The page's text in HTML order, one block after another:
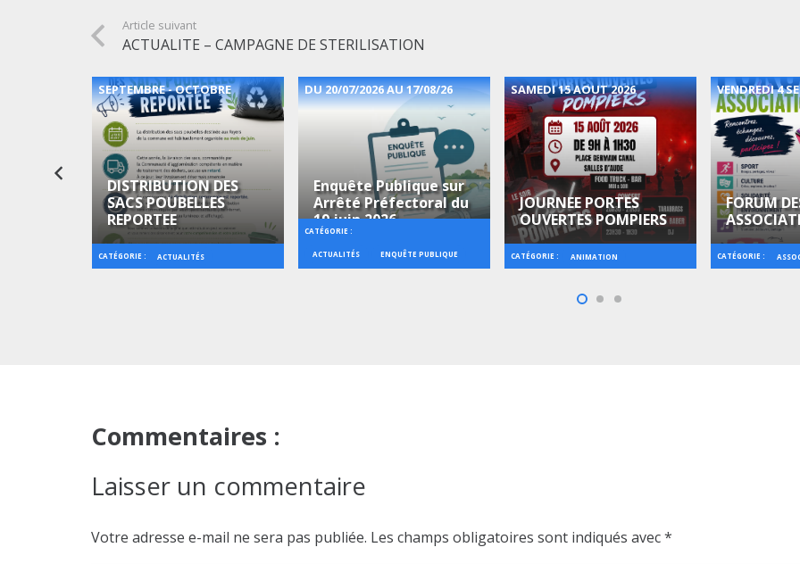
Article suivant
ACTUALITE – CAMPAGNE DE STERILISATION
SEPTEMBRE - OCTOBRE
CATÉGORIE : ACTUALITÉS
DISTRIBUTION DES
SACS POUBELLES
REPORTEE
DU 20/07/2026 AU 17/08/26
CATÉGORIE :
ACTUALITÉS ENQUÊTE PUBLIQUE
Enquête Publique sur
Arrêté Préfectoral du
19 juin 2026
SAMEDI 15 AOUT 2026
CATÉGORIE : ANIMATION
JOURNEE PORTES
OUVERTES POMPIERS
VENDREDI 4
CATÉGORIE :
FORUM
Commentaires :
Laisser un commentaire
Votre adresse e-mail ne sera pas publiée. Les champs obligatoires sont indiqués avec*